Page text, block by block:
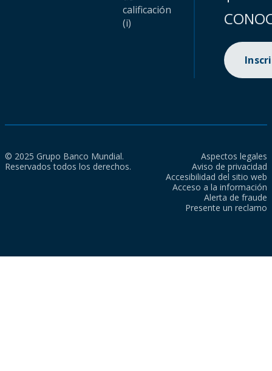
calificación
(i)
© 2025 Grupo Banco Mundial.
Reservados todos los derechos.
Aspectos legales
Aviso de privacidad
Accesibilidad del sitio web
Acceso a la información
Alerta de fraude
Presente un reclamo